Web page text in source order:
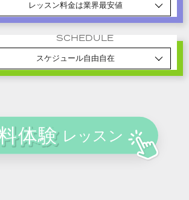
レッスン料金は業界最安値
SCHEDULE
スケジュール自由自在